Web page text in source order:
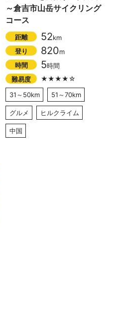
～倉吉市山岳サイクリング
コース
距離 52km
登り
820m
時間
5時間
難易度
★★★★☆
31～50km
51～70km
グルメ ヒルクライム
中国